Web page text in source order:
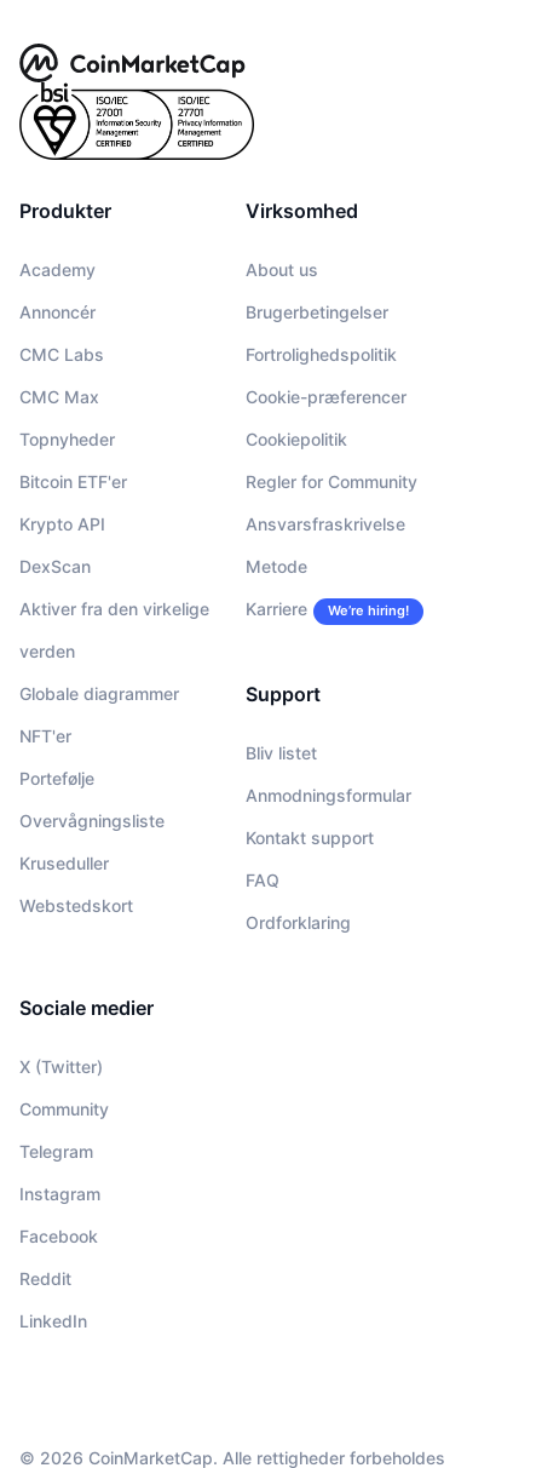
Produkter
Academy
Annoncér
CMC Labs
CMC Max
Topnyheder
Bitcoin ETF'er
Krypto API
DexScan
Aktiver fra den virkelige
verden
Globale diagrammer
NFT'er
Portefølje
Overvågningsliste
Kruseduller
Webstedskort
Virksomhed
About us
Brugerbetingelser
Fortrolighedspolitik
Cookie-præferencer
Cookiepolitik
Regler for Community
Ansvarsfraskrivelse
Metode
Karriere We’re hiring!
Support
Bliv listet
Anmodningsformular
Kontakt support
FAQ
Ordforklaring
Sociale medier
X (Twitter)
Community
Telegram
Instagram
Facebook
Reddit
LinkedIn
© 2026 CoinMarketCap. Alle rettigheder forbeholdes